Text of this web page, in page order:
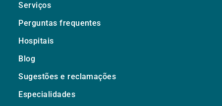
Serviços
Perguntas frequentes
Hospitais
Blog
Sugestões e reclamações
Especialidades